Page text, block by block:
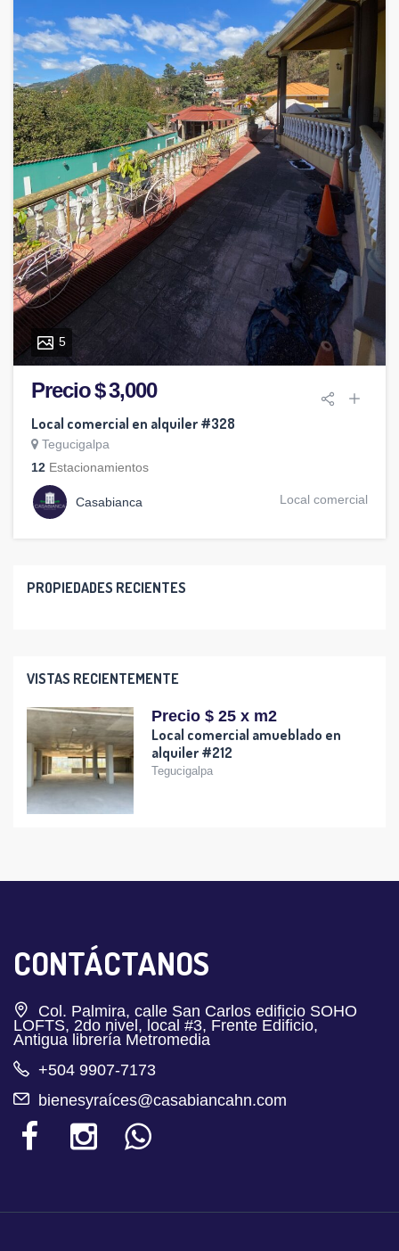
5
Precio $ 3,000
Local comercial en alquiler #328
Tegucigalpa
12 Estacionamientos
Casabianca Local comercial
PROPIEDADES RECIENTES
VISTAS RECIENTEMENTE
Precio $ 25 x m2
Local comercial amueblado en
alquiler #212
Tegucigalpa
CONTÁCTANOS
Col. Palmira, calle San Carlos edificio SOHO
LOFTS, 2do nivel, local #3, Frente Edificio,
Antigua librería Metromedia
+504 9907-7173
bienesyraíces@casabiancahn.com